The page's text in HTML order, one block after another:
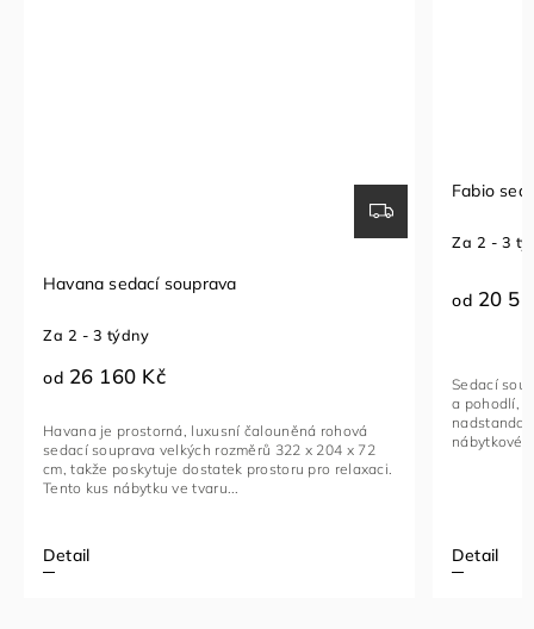
20 510 Kč
Detail
Sedací souprava FABIO je ideální kombinací luxusu
nadstandardní komfort. Toto stylové a multifunkční
nábytkové řešení je vyrobeno...
Sedací
Za 1 - 2
od 23
Detail
Rohová
funkční kus
vybavený
kovovými